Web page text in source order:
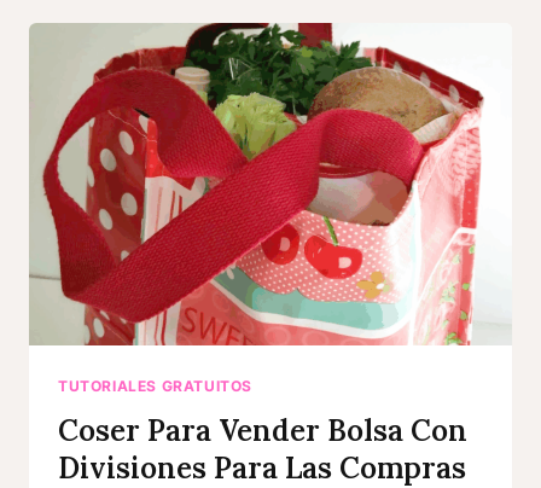
TUTORIALES GRATUITOS
Coser Para Vender Bolsa Con
Divisiones Para Las Compras